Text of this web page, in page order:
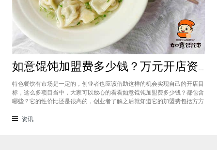
如意馄饨加盟费多少钱？万元开店资金压力基本上不会出现在经营中
特色餐饮有市场是一定的，创业者也应该借助这样的机会实现自己的开店目
标，这么多项目当中，大家可以放心的看看如意馄饨加盟费多少钱？都包含
哪些？它的性价比还是很高的，创业者了解之后就知道它的加盟费包括方方
的。加盟费用创业者想要了解一下如意馄饨加盟费多少钱？是不是值得加
资讯